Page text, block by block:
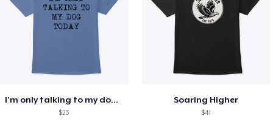
I'm only talking to my dog today
$23
Soaring Higher
$41